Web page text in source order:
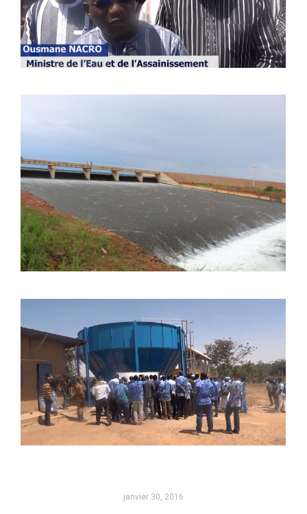
janvier 30, 2016